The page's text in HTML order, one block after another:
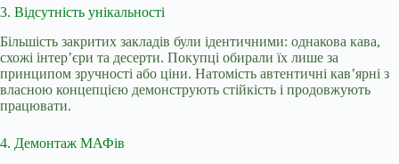
3. Відсутність унікальності
Більшість закритих закладів були ідентичними: однакова кава,
схожі інтер’єри та десерти. Покупці обирали їх лише за
принципом зручності або ціни. Натомість автентичні кав’ярні з
власною концепцією демонструють стійкість і продовжують
працювати.
4. Демонтаж МАФів